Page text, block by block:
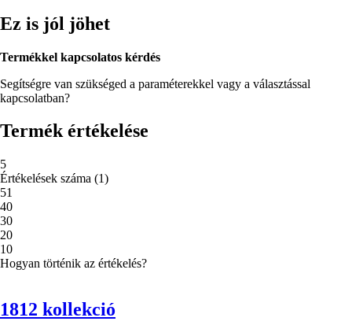
Ez is jól jöhet
Termékkel kapcsolatos kérdés
Segítségre van szükséged a paraméterekkel vagy a választással
kapcsolatban?
Termék értékelése
5
Értékelések száma (1)
51
40
30
20
10
Hogyan történik az értékelés?
1812 kollekció